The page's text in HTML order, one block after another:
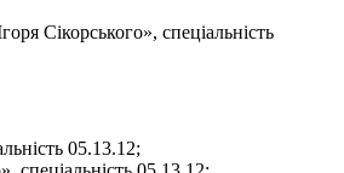
Сікорського», спеціальність
05.13.12;